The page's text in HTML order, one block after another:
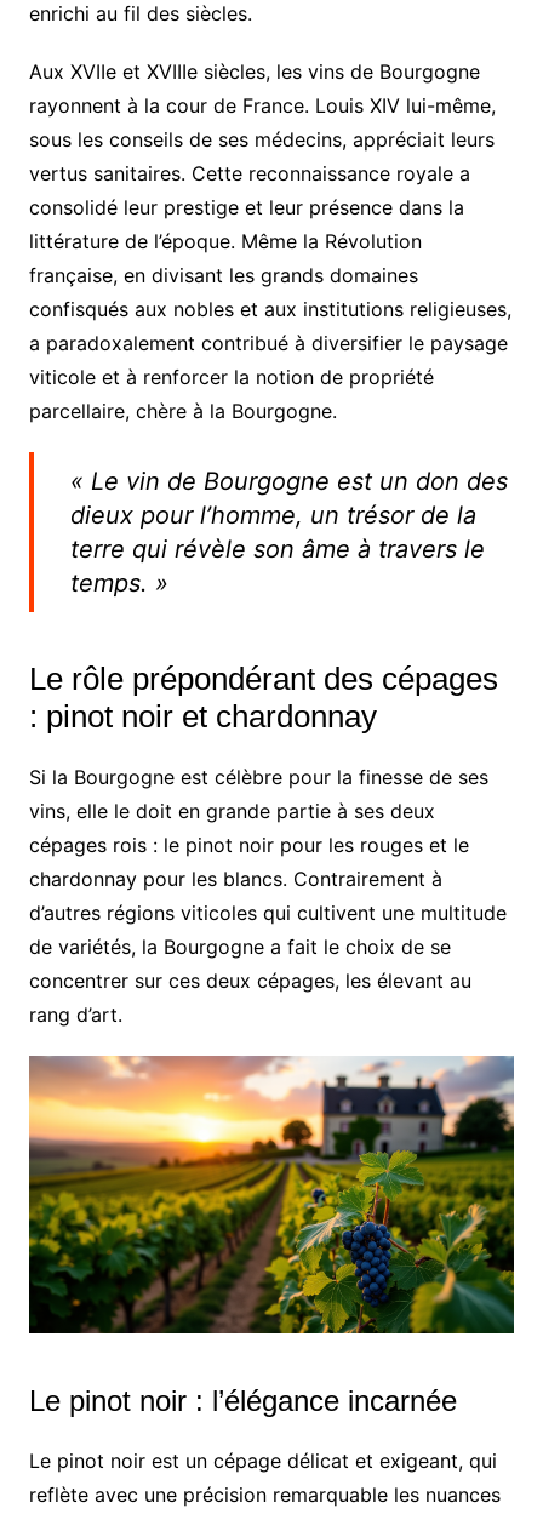
enrichi au fil des siècles.
Aux XVIIe et XVIIIe siècles, les vins de Bourgogne
rayonnent à la cour de France. Louis XIV lui-même,
sous les conseils de ses médecins, appréciait leurs
vertus sanitaires. Cette reconnaissance royale a
consolidé leur prestige et leur présence dans la
littérature de l’époque. Même la Révolution
française, en divisant les grands domaines
confisqués aux nobles et aux institutions religieuses,
a paradoxalement contribué à diversifier le paysage
viticole et à renforcer la notion de propriété
parcellaire, chère à la Bourgogne.
« Le vin de Bourgogne est un don des
dieux pour l’homme, un trésor de la
terre qui révèle son âme à travers le
temps. »
Le rôle prépondérant des cépages
: pinot noir et chardonnay
Si la Bourgogne est célèbre pour la finesse de ses
vins, elle le doit en grande partie à ses deux
cépages rois : le pinot noir pour les rouges et le
chardonnay pour les blancs. Contrairement à
d’autres régions viticoles qui cultivent une multitude
de variétés, la Bourgogne a fait le choix de se
concentrer sur ces deux cépages, les élevant au
rang d’art.
Le pinot noir : l’élégance incarnée
Le pinot noir est un cépage délicat et exigeant, qui
reflète avec une précision remarquable les nuances